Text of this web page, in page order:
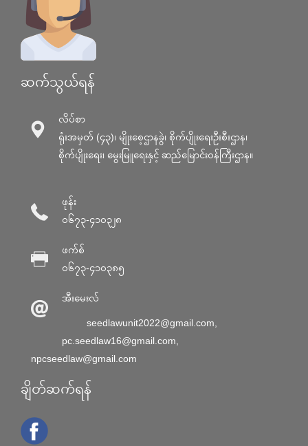
ဆက်သွယ်ရန်
လိပ်စာ
ရုံးအမှတ် (၄၃)၊ မျိုးစေ့ဌာနခွဲ၊ စိုက်ပျိုးရေးဦးစီးဌာန၊
စိုက်ပျိုးရေး၊ မွေးမြူရေးနှင့် ဆည်မြောင်း၀န်ကြီးဌာန။
ဖုန်း
၀၆၇၃-၄၁၀၃၂၈
ဖက်စ်
၀၆၇၃-၄၁၀၃၈၅
အီးမေးလ်
seedlawunit2022@gmail.com
pc.seedlaw16@gmail.com
npcseedlaw@gmail.com
ချိတ်ဆက်ရန်